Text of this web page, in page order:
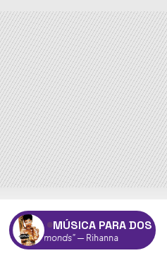
MÚSICA PARA DOS
— Rihanna